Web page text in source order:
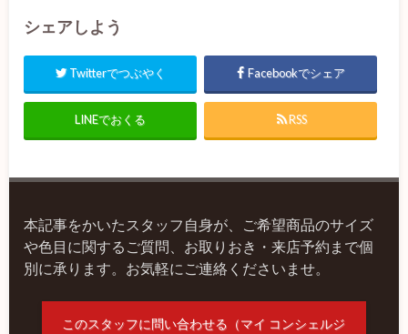
シェアしよう
Twitterでつぶやく Facebookでシェア
LINEでおくる RSS
本記事をかいたスタッフ自身が、ご希望商品のサイズ
や色目に関するご質問、お取りおき・来店予約まで個
別に承ります。お気軽にご連絡くださいませ。
このスタッフに問い合わせる（マイ コンシェルジ